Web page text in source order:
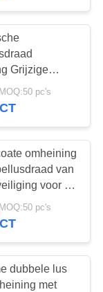
Grijzige
voor villa
pc's
omheining
van
voor de
van de
pc's
dubbele lus
met